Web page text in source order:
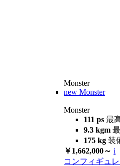
Monster
new Monster
Monster
111 ps 最
9.3 kgm
175 kg 装
￥1,662,000～ i
コンフィギュ